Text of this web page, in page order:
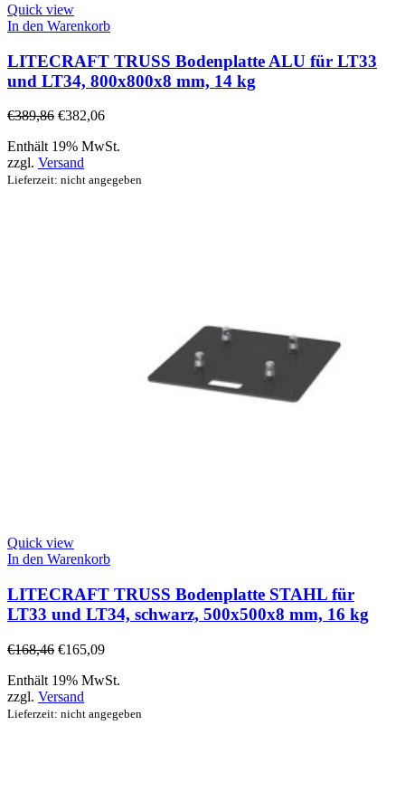
Quick view
In den Warenkorb
LITECRAFT TRUSS Bodenplatte ALU für LT33
und LT34, 800x800x8 mm, 14 kg
€389,86 €382,06
Enthält 19% MwSt.
zzgl. Versand
Lieferzeit: nicht angegeben
Quick view
In den Warenkorb
LITECRAFT TRUSS Bodenplatte STAHL für
LT33 und LT34, schwarz, 500x500x8 mm, 16 kg
€168,46 €165,09
Enthält 19% MwSt.
zzgl. Versand
Lieferzeit: nicht angegeben